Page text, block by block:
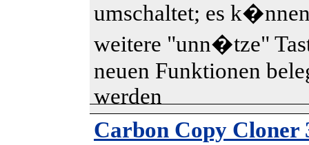
umschaltet; es
weitere "unn�tze"
neuen Funktionen
werden
Carbon Copy Cloner